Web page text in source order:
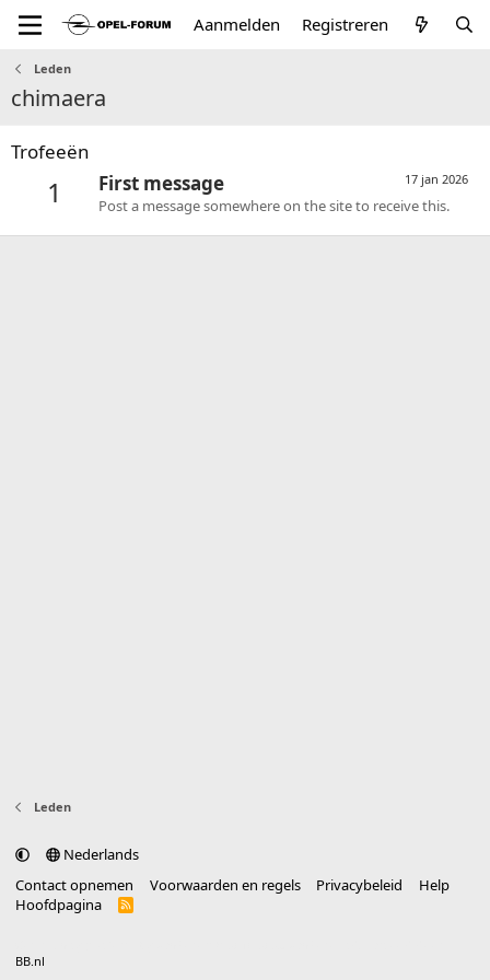
Aanmelden Registreren
Leden
chimaera
Trofeeën
1 17 jan 2026
First message
Post a message somewhere on the site to receive this.
Leden
Nederlands
Contact opnemen
Voorwaarden en regels Privacybeleid
Help
Hoofdpagina
R
BB.nl